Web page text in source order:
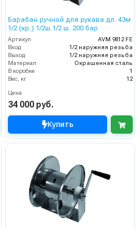
Барабан ручной для рукава дл. 43м
1/2 (кр.) 1/2ш.1/2 ш. 200 бар
Артикул
AVM 9812 FE
Вход
1/2 наружняя резьба
Выход
1/2 наружняя резьба
Материал
Окрашенная сталь
В коробке
1
Вес, кг
12
Цена
34 000 руб.
Купить